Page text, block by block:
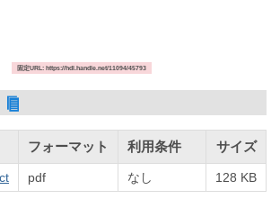
固定URL: https://hdl.handle.net/11094/45793
フォーマット 利用条件 サイズ
pdf なし 128 KB